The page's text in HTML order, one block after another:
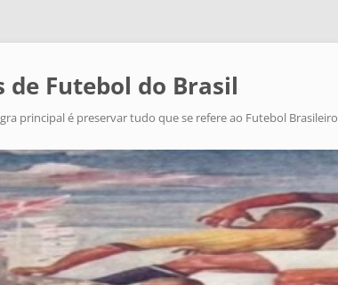
de Futebol do Brasil
principal é preservar tudo que se refere ao Futebol Brasileiro